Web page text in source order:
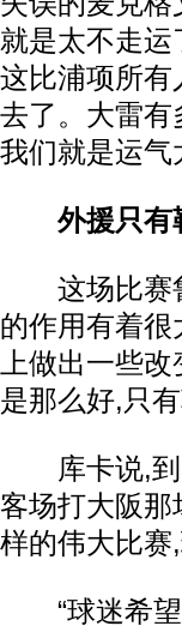
就是太不走
这比浦项所有
去了。大雷有
我们就是运气
外援只有
这场比赛鲁
的作用有着很
上做出一些
是那么好,只
库卡说,到
客场打大阪
样的伟大比赛
“球迷希望